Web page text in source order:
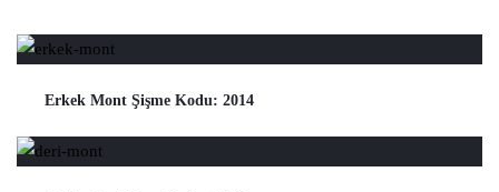
Erkek Mont Şişme Kodu: 2014